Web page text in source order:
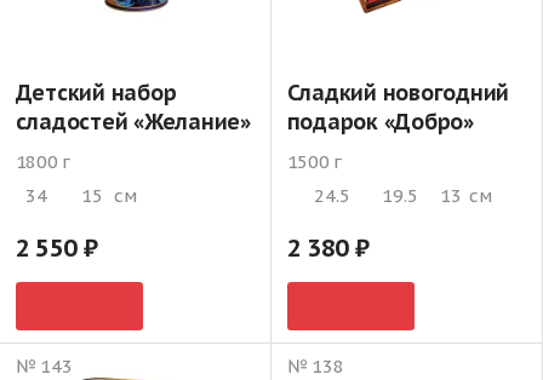
Детский набор
сладостей «Желание»
1800 г
34
15 см
2 550
Сладкий новогодний
подарок «Добро»
1500 г
24.5
19.5 13 см
2 380
№ 143 № 138